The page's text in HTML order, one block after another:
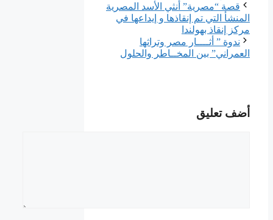
قصة “مصرية” أنثي الأسد المصرية
المنشأ التي تم إنقاذها و إيداعها في
مركز إنقاذ بهولندا
ندوة ” أثــــار مصر وتراثها
العمراني” بين المخــاطر والحلول
أضف تعليق